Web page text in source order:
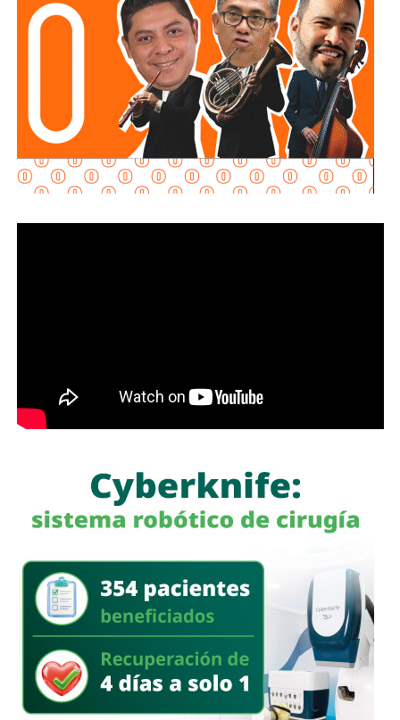
Martínez Guzmán, en sociedad con la cúpula deGrupo
Aquos El Realito es una sociedad integrada porAqualia
Gestión Integral de Agua
(44%) yAqualia
Infraestructura(5%), filiales del grupo españolFCC;
Conoinsa
(50.999%), filial deEmpresas ICA ; yServicios
de Agua Trident(0.001%), filial de la japonesaMitsui.
Históricamente propiedad de la familia Koplowitz,FCC se
consolidó como una de las constructoras más
importantes de España
, pero fue acumulando una deuda